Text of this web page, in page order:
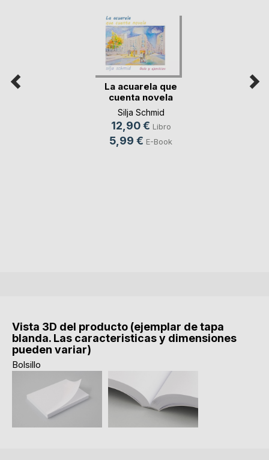
La acuarela que
cuenta novela
Silja Schmid
12,90 € Libro
5,99 € E-Book
Vista 3D del producto (ejemplar de tapa
blanda. Las caracteristicas y dimensiones
pueden variar)
Bolsillo